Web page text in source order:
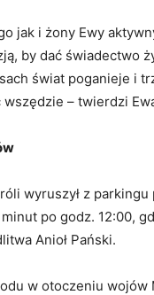
jak i żony Ewy
by dać świadectwo
świat poganieje i
wszędzie – twierdzi
wyruszył z parkingu
po godz. 12:00,
Anioł Pański.
w otoczeniu wojów